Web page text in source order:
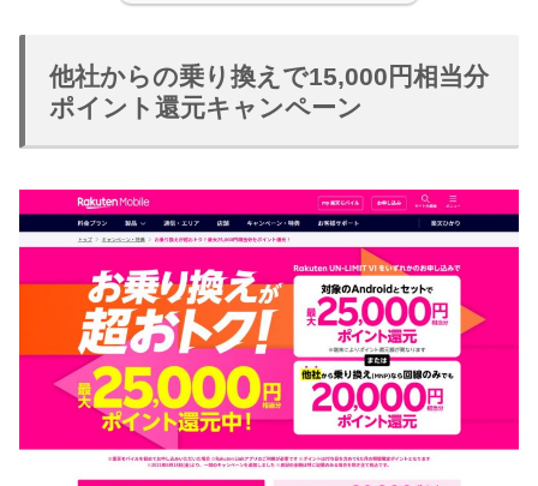
他社からの乗り換えで15,000円相当分
ポイント還元キャンペーン